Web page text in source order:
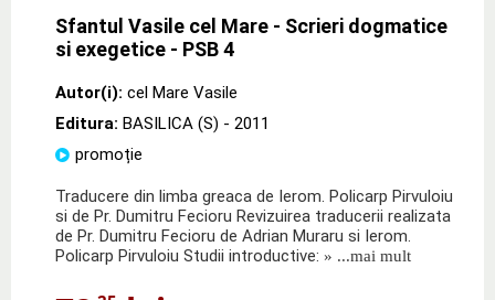
Sfantul Vasile cel Mare - Scrieri dogmatice
si exegetice - PSB 4
Autor(i): cel Mare Vasile
Editura: BASILICA (S) - 2011
promoție
Traducere din limba greaca de Ierom. Policarp Pirvuloiu
si de Pr. Dumitru Fecioru Revizuirea traducerii realizata
de Pr. Dumitru Fecioru de Adrian Muraru si Ierom.
Policarp Pirvuloiu Studii introductive: » ...mai mult